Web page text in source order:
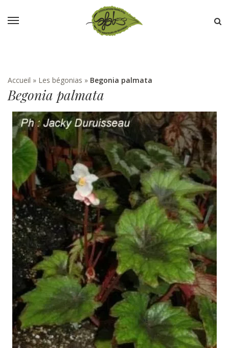
Accueil » Les bégonias » Begonia palmata
Begonia palmata